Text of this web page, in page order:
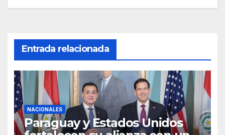
Entrada relacionada
NACIONALES
Paraguay y Estados Unidos